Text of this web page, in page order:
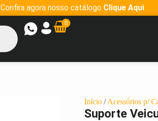
Confira agora nosso catálogo Clique Aqui
0
Início /Acessórios p/
Suporte